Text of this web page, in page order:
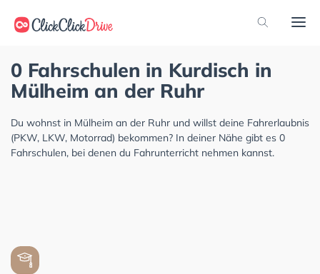
0 Fahrschulen in Kurdisch in
Mülheim an der Ruhr
Du wohnst in Mülheim an der Ruhr und willst deine Fahrerlaubnis
(PKW, LKW, Motorrad) bekommen? In deiner Nähe gibt es 0
Fahrschulen, bei denen du Fahrunterricht nehmen kannst.